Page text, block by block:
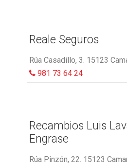
Reale Seguros
Rúa Casadillo, 3. 15123
981 73 64 24
Recambios Luis
Engrase
Rúa Pinzón, 22. 15123